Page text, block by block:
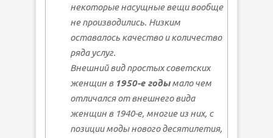
некоторые насущные вещи вообще
не производились. Низким
оставалось качество и количество
ряда услуг.
Внешний вид простых советских
женщин в 1950-е годымало чем
отличался от внешнего вида
женщин в 1940-е, многие из них, с
позиции моды нового десятилетия,